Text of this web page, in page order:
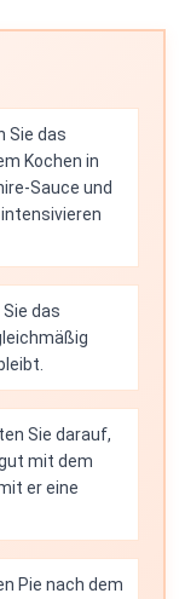
Sie das
Kochen in
Sauce und
das
Sie darauf,
mit dem
er eine
Pie nach dem